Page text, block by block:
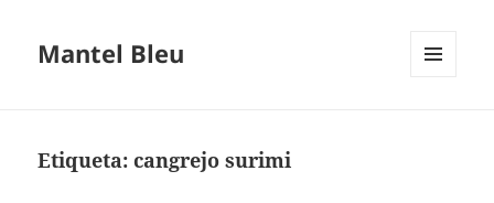
Mantel Bleu
Etiqueta:cangrejo surimi